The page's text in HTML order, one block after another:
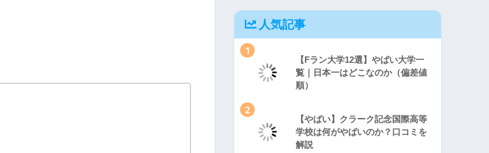
人気記事
1
【Fラン大学12選】やばい大学一
覧｜日本一はどこなのか（偏差値
順）
2
【やばい】クラーク記念国際高等
学校は何がやばいのか？口コミを
解説